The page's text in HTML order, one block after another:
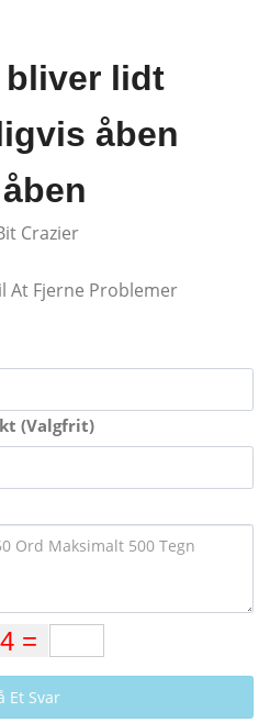
bliver lidt
åben
Crazier
At Fjerne Problemer
(Valgfrit)
Et Svar